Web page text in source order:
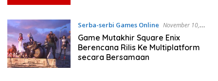
Serba-serbi Games Online November 10,
2024
Game Mutakhir Square Enix
Berencana Rilis Ke Multiplatform
secara Bersamaan